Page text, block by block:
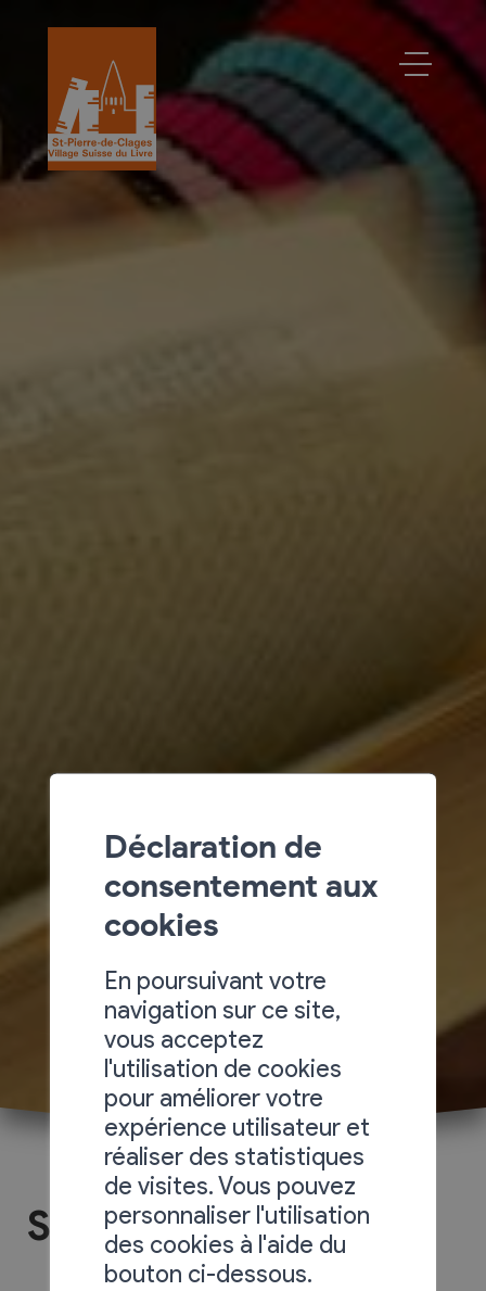
Search Results
Déclaration de
consentement aux
cookies
En poursuivant votre
navigation sur ce site,
vous acceptez
l'utilisation de cookies
pour améliorer votre
expérience utilisateur et
réaliser des statistiques
de visites. Vous pouvez
personnaliser l'utilisation
des cookies à l'aide du
bouton ci-dessous.